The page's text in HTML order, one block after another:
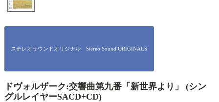
ステレオサウンドオリジナル Stereo Sound ORIGINALS
ドヴォルザーク:交響曲第九番「新世界より」 (シン
グルレイヤーSACD+CD)